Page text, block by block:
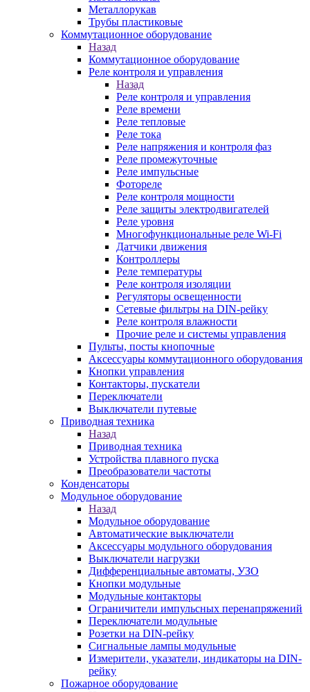
Металлорукав
Трубы пластиковые
Коммутационное оборудование
Назад
Коммутационное оборудование
Реле контроля и управления
Назад
Реле контроля и управления
Реле времени
Реле тепловые
Реле тока
Реле напряжения и контроля фаз
Реле промежуточные
Реле импульсные
Фотореле
Реле контроля мощности
Реле защиты электродвигателей
Реле уровня
Многофункциональные реле Wi-Fi
Датчики движения
Контроллеры
Реле температуры
Реле контроля изоляции
Регуляторы освещенности
Сетевые фильтры на DIN-рейку
Реле контроля влажности
Прочие реле и системы управления
Пульты, посты кнопочные
Аксессуары коммутационного оборудования
Кнопки управления
Контакторы, пускатели
Переключатели
Выключатели путевые
Приводная техника
Назад
Приводная техника
Устройства плавного пуска
Преобразователи частоты
Конденсаторы
Модульное оборудование
Назад
Модульное оборудование
Автоматические выключатели
Аксессуары модульного оборудования
Выключатели нагрузки
Дифференциальные автоматы, УЗО
Кнопки модульные
Модульные контакторы
Ограничители импульсных перенапряжений
Переключатели модульные
Розетки на DIN-рейку
Сигнальные лампы модульные
Измерители, указатели, индикаторы на DIN-
рейку
Пожарное оборудование